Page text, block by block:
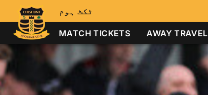
ٹکٹ ہوم
MATCH TICKETS AWAY TRAVEL